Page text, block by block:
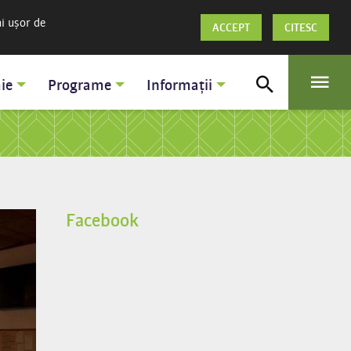
Programe Informații
Facebook
ușor de CITESC
ACCEPT